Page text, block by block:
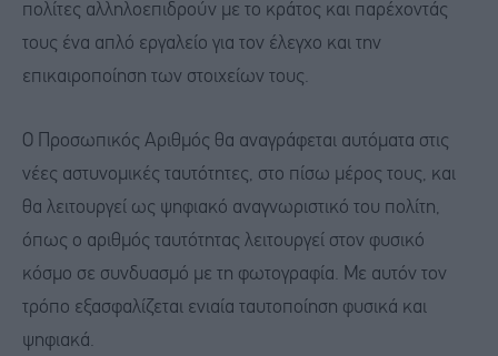
πολίτες αλληλοεπιδρούν με το κράτος και παρέχοντάς
τους ένα απλό εργαλείο για τον έλεγχο και την
επικαιροποίηση των στοιχείων τους.
Ο Προσωπικός Αριθμός θα αναγράφεται αυτόματα στις
νέες αστυνομικές ταυτότητες, στο πίσω μέρος τους, και
θα λειτουργεί ως ψηφιακό αναγνωριστικό του πολίτη,
όπως ο αριθμός ταυτότητας λειτουργεί στον φυσικό
κόσμο σε συνδυασμό με τη φωτογραφία. Με αυτόν τον
τρόπο εξασφαλίζεται ενιαία ταυτοποίηση φυσικά και
ψηφιακά.